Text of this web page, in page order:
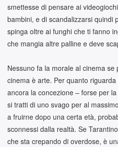
smettesse di pensare ai
bambini, e di scandalizzarsi quindi
spinga oltre ai funghi che ti fanno
che mangia altre palline e deve
Nessuno fa la morale al cinema
cinema è arte. Per quanto
ancora la concezione – forse per
si tratti di uno svago per al
a fruirne dopo una certa età,
sconnessi dalla realtà. Se
che sta crepando di overdose, è